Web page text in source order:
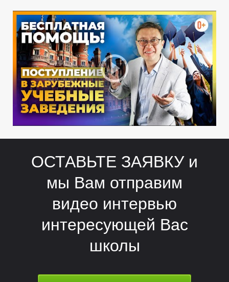
О
О
ОСТАВЬТЕ ЗАЯВКУ и
мы Вам отправим
видео интервью
интересующей Вас
школы